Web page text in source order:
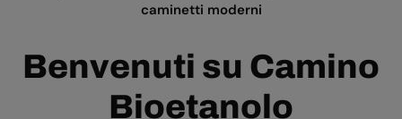
caminetti moderni
Benvenuti su Camino
Bioetanolo